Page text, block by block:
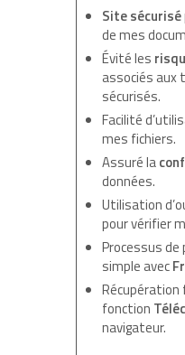
Site sécurisé
de mes
Évité les
associés aux
sécurisés.
Facilité
mes fichiers.
Assuré la
données.
Utilisation
pour vérifier
Processus
simple avec
Récupération
fonction
navigateur.